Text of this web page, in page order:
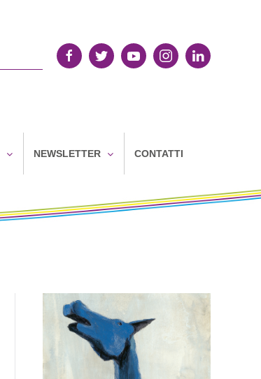
NEWSLETTER CONTATTI